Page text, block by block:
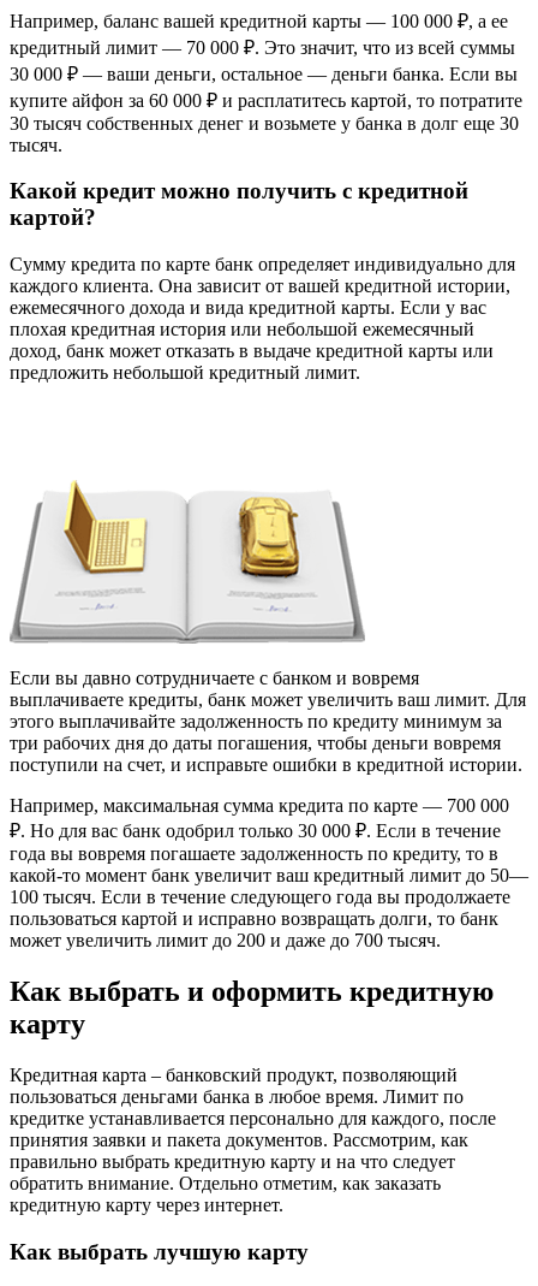
Например, баланс вашей кредитной карты — 100 000 ₽, а ее
кредитный лимит — 70 000 ₽. Это значит, что из всей суммы
30 000 ₽ — ваши деньги, остальное — деньги банка. Если вы
купите айфон за 60 000 ₽ и расплатитесь картой, то потратите
30 тысяч собственных денег и возьмете у банка в долг еще 30
тысяч.
Какой кредит можно получить с кредитной
картой?
Сумму кредита по карте банк определяет индивидуально для
каждого клиента. Она зависит от вашей кредитной истории,
ежемесячного дохода и вида кредитной карты. Если у вас
плохая кредитная история или небольшой ежемесячный
доход, банк может отказать в выдаче кредитной карты или
предложить небольшой кредитный лимит.
Если вы давно сотрудничаете с банком и вовремя
выплачиваете кредиты, банк может увеличить ваш лимит. Для
этого выплачивайте задолженность по кредиту минимум за
три рабочих дня до даты погашения, чтобы деньги вовремя
поступили на счет, и исправьте ошибки в кредитной истории.
Например, максимальная сумма кредита по карте — 700 000
₽. Но для вас банк одобрил только 30 000 ₽. Если в течение
года вы вовремя погашаете задолженность по кредиту, то в
какой-то момент банк увеличит ваш кредитный лимит до 50—
100 тысяч. Если в течение следующего года вы продолжаете
пользоваться картой и исправно возвращать долги, то банк
может увеличить лимит до 200 и даже до 700 тысяч.
Как выбрать и оформить кредитную
карту
Кредитная карта – банковский продукт, позволяющий
пользоваться деньгами банка в любое время. Лимит по
кредитке устанавливается персонально для каждого, после
принятия заявки и пакета документов. Рассмотрим, как
правильно выбрать кредитную карту и на что следует
обратить внимание. Отдельно отметим, как заказать
кредитную карту через интернет.
Как выбрать лучшую карту